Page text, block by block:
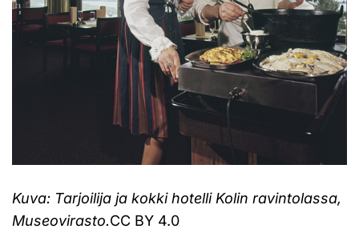
Kuva: Tarjoilija ja kokki hotelli Kolin ravintolassa,
Museovirasto.CC BY 4.0